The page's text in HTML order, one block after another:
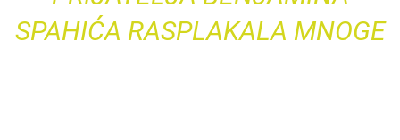
SPAHIĆA RASPLAKALA MNOGE